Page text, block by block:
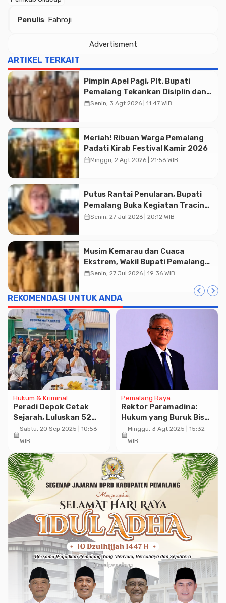
Penulis: Fahroji
Advertisment
ARTIKEL TERKAIT
Pimpin Apel Pagi, Plt. Bupati
Pemalang Tekankan Disiplin dan
Soliditas ASN untuk Pelayanan
calendar_monthSenin, 3 Agt 2026 | 11:47 WIB
Meriah! Ribuan Warga Pemalang
Padati Kirab Festival Kamir 2026
calendar_monthMinggu, 2 Agt 2026 | 21:56 WIB
Putus Rantai Penularan, Bupati
Pemalang Buka Kegiatan Tracing
TBC Terintegrasi di Mulyoharjo
calendar_monthSenin, 27 Jul 2026 | 20:12 WIB
Musim Kemarau dan Cuaca
Ekstrem, Wakil Bupati Pemalang
Ingatkan ASN Waspada Bahaya
calendar_monthSenin, 27 Jul 2026 | 19:36 WIB
REKOMENDASI UNTUK ANDA
Hukum & Kriminal
Peradi Depok Cetak
Sejarah, Luluskan 52
Calon Advokat dalam
PKPA Perdana
calendar_month
Sabtu, 20 Sep 2025 | 10:56
WIB
Pemalang Raya
Rektor Paramadina:
Hukum yang Buruk Bisa
Menghancurkan
Ekonomi Nasional
calendar_month
Minggu, 3 Agt 2025 | 15:32
WIB